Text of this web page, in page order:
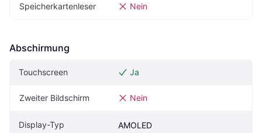
Speicherkartenleser Nein
Abschirmung
Touchscreen Ja
Zweiter Bildschirm Nein
Display-Typ AMOLED